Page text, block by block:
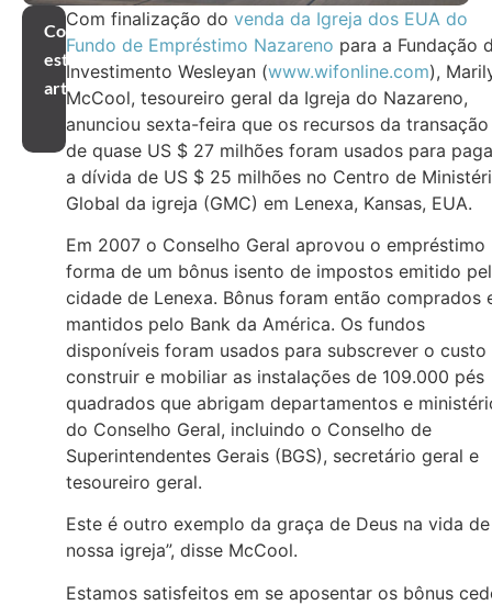
Compartilhar
este
artigo
Com finalização do venda da Igreja dos EUA do
Fundo de Empréstimo Nazareno para a Fundação
Investimento Wesleyan (www.wifonline.com),
McCool, tesoureiro geral da Igreja do Nazareno,
anunciou sexta-feira que os recursos da transação
de quase US $ 27 milhões foram usados para
a dívida de US $ 25 milhões no Centro de
Global da igreja (GMC) em Lenexa, Kansas, EUA.
Em 2007 o Conselho Geral aprovou o empréstimo
forma de um bônus isento de impostos emitido
cidade de Lenexa. Bônus foram então comprados
mantidos pelo Bank da América. Os fundos
disponíveis foram usados para subscrever o custo
construir e mobiliar as instalações de 109.000 pés
quadrados que abrigam departamentos e
do Conselho Geral, incluindo o Conselho de
Superintendentes Gerais (BGS), secretário geral e
tesoureiro geral.
Este é outro exemplo da graça de Deus na vida de
nossa igreja”, disse McCool.
Estamos satisfeitos em se aposentar os bônus